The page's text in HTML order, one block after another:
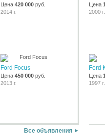
Цена
2000 г.
Ford
Цена
1997 г.
Цена 420 000руб.
2014 г.
Ford Focus
Цена 450 000руб.
2013 г.
Все объявления